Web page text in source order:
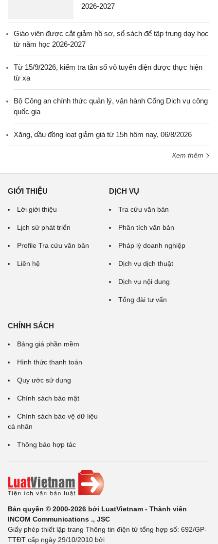
2026-2027
Giáo viên được cắt giảm hồ sơ, sổ sách để tập trung dạy học
từ năm học 2026-2027
Từ 15/9/2026, kiểm tra tần số vô tuyến điện được thực hiện
từ xa
Bộ Công an chính thức quản lý, vận hành Cổng Dịch vụ công
quốc gia
Xăng, dầu đồng loạt giảm giá từ 15h hôm nay, 06/8/2026
Xem thêm
GIỚI THIỆU
Lời giới thiệu
Lịch sử phát triển
Profile Tra cứu văn bản
Liên hệ
DỊCH VỤ
Tra cứu văn bản
Phân tích văn bản
Pháp lý doanh nghiệp
Dịch vụ dịch thuật
Dịch vụ nội dung
Tổng đài tư vấn
CHÍNH SÁCH
Bảng giá phần mềm
Hình thức thanh toán
Quy ước sử dụng
Chính sách bảo mật
Chính sách bảo vệ dữ liệu
cá nhân
Thông báo hợp tác
Bản quyền © 2000-2026 bởi LuatVietnam - Thành viên
INCOM Communications ., JSC
Giấy phép thiết lập trang Thông tin điện tử tổng hợp số: 692/GP-
TTĐT cấp ngày 29/10/2010 bởi